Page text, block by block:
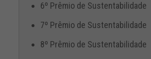
6º Prêmio de Sustentabilidade
7º Prêmio de Sustentabilidade
8º Prêmio de Sustentabilidade